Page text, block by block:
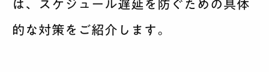
は、スケジュール遅延を防ぐための具体
的な対策をご紹介します。